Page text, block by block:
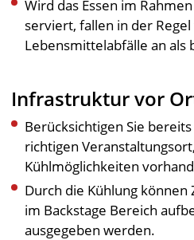
Wird das Essen im
serviert, fallen in der
Lebensmittelabfälle an als
Infrastruktur vor
Berücksichtigen Sie
richtigen
Kühlmöglichkeiten
Durch die Kühlung
im Backstage Bereich
ausgegeben werden.